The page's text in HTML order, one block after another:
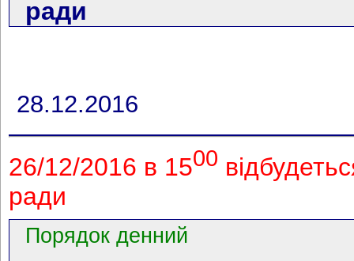
ради
28.12.2016
26/12/2016 в 1500
ради
Порядок денний